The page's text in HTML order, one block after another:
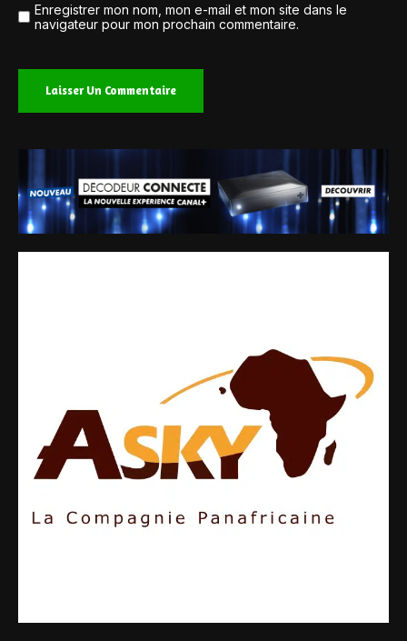
Enregistrer mon nom, mon e-mail et mon site dans le
navigateur pour mon prochain commentaire.